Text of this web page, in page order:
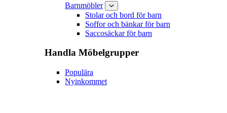
Barnmöbler
Stolar och bord för barn
Soffor och bänkar för barn
Saccosäckar för barn
Handla Möbelgrupper
Populära
Nyinkommet